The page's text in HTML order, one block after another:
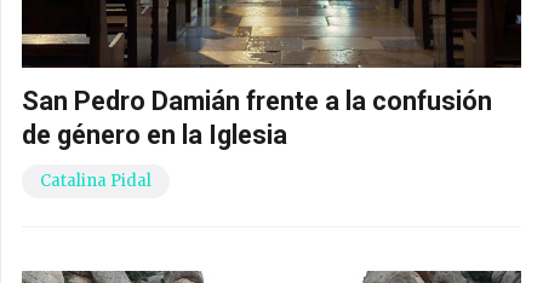
San Pedro Damián frente a la confusión
de género en la Iglesia
Catalina Pidal